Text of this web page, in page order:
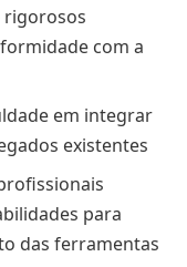
rigorosos
com a
em integrar
existentes
para
das ferramentas